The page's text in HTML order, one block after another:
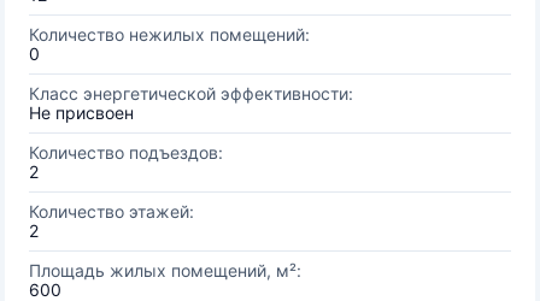
Количество нежилых помещений:
0
Класс энергетической эффективности:
Не присвоен
Количество подъездов:
2
Количество этажей:
2
Площадь жилых помещений, м²:
600